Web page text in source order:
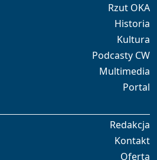
Rzut OKA
Historia
Kultura
Podcasty CW
Multimedia
Portal
Redakcja
Kontakt
Oferta